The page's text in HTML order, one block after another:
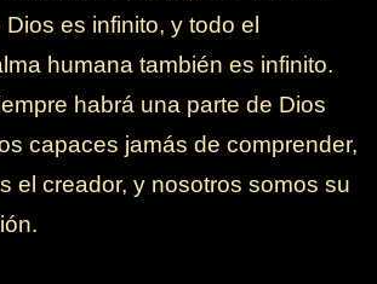
es infinito, y todo el
humana también es infinito.
habrá una parte de Dios
capaces jamás de comprender,
el creador, y nosotros somos su